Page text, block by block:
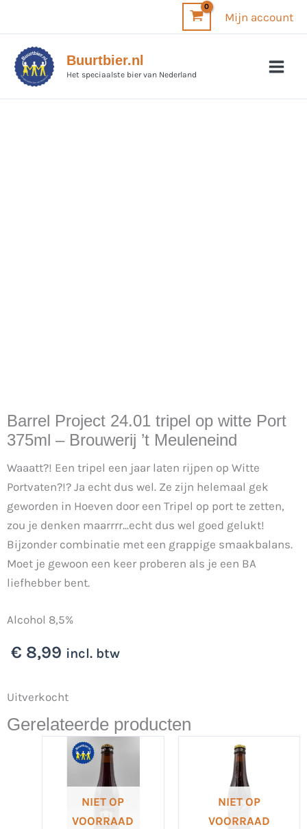
inhoud
Mijn account
Buurtbier.nl
Het speciaalste bier van Nederland
Barrel Project 24.01 tripel op witte Port
375ml – Brouwerij ’t Meuleneind
Waaatt?! Een tripel een jaar laten rijpen op Witte
Portvaten?!? Ja echt dus wel. Ze zijn helemaal gek
geworden in Hoeven door een Tripel op port te zetten,
zou je denken maarrrr...echt dus wel goed gelukt!
Bijzonder combinatie met een grappige smaakbalans.
Moet je gewoon een keer proberen als je een BA
liefhebber bent.
Alcohol 8,5%
€ 8,99 incl. btw
Uitverkocht
Gerelateerde producten
NIET OP
VOORRAAD
NIET OP
VOORRAAD